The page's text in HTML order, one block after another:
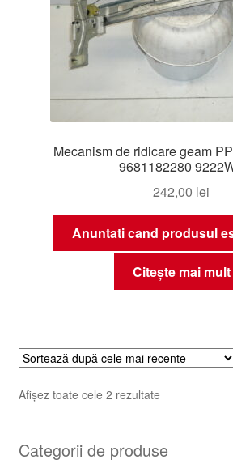
Mecanism de ridicare geam
9681182280
242,00 lei
Anuntati cand produsul
Citește mai mult
Afișez toate cele 2 rezultateSortat
mai
Categorii de produse